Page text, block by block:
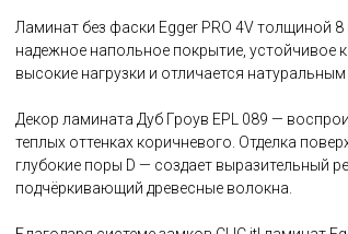
Ламинат без фаски Egger PRO 4V толщиной
надежное напольное покрытие, устойчивое
высокие нагрузки и отличается
Декор ламината Дуб Гроув EPL 089 —
теплых оттенках коричневого. Отделка
глубокие поры D — создает выразительный
подчёркивающий древесные волокна.